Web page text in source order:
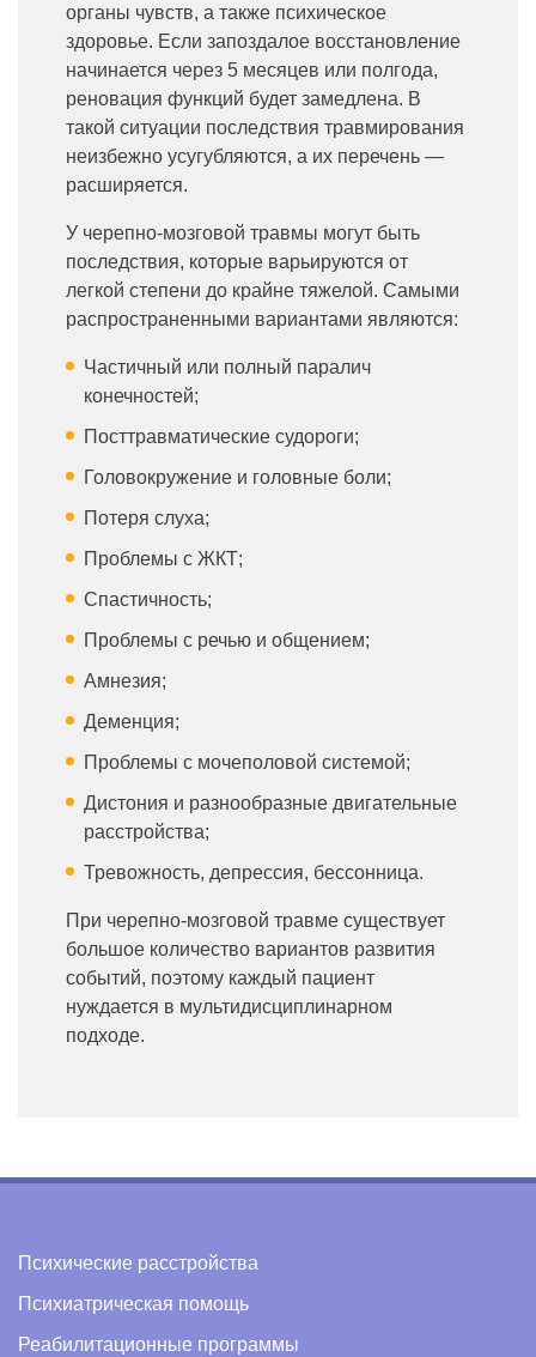
органы чувств, а также психическое
здоровье. Если запоздалое восстановление
начинается через 5 месяцев или полгода,
реновация функций будет замедлена. В
такой ситуации последствия травмирования
неизбежно усугубляются, а их перечень —
расширяется.
У черепно-мозговой травмы могут быть
последствия, которые варьируются от
легкой степени до крайне тяжелой. Самыми
распространенными вариантами являются:
Частичный или полный паралич
конечностей;
Посттравматические судороги;
Головокружение и головные боли;
Потеря слуха;
Проблемы с ЖКТ;
Спастичность;
Проблемы с речью и общением;
Амнезия;
Деменция;
Проблемы с мочеполовой системой;
Дистония и разнообразные двигательные
расстройства;
Тревожность, депрессия, бессонница.
При черепно-мозговой травме существует
большое количество вариантов развития
событий, поэтому каждый пациент
нуждается в мультидисциплинарном
подходе.
Психические расстройства
Психиатрическая помощь
Реабилитационные программы